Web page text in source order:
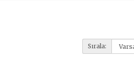
Sırala: